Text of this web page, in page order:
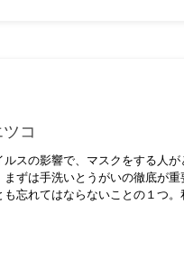
コ
ルスの影響で、マスクをする人
まずは手洗いとうがいの徹底が
も忘れてはならないことの１つ